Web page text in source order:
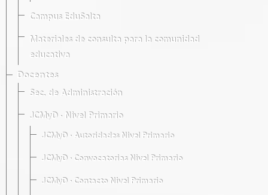
Campus EduSalta
Materiales de consulta para la comunidad
educativa
Docentes
Sec. de Administración
JCMyD · Nivel Primario
JCMyD · Autoridades Nivel Primario
JCMyD · Convocatorias Nivel Primario
JCMyD · Contacto Nivel Primario